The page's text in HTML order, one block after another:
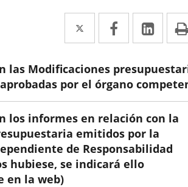
Twitter
Enlace
a
una
aplicación
externa.
Facebook
Enlace
a
una
aplicación
externa.
a
una
las Modificaciones
aprobadas por el órgano
los informes en relación con la
emitidos por la
de Responsabilidad
hubiese, se indicará ello
en la web)